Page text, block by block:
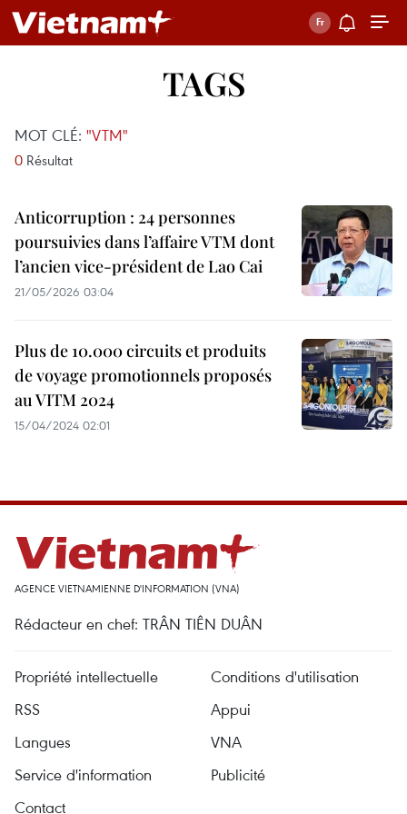
TAGS
MOT CLÉ: "VTM"
0 Résultat
Anticorruption : 24 personnes
poursuivies dans l’affaire VTM dont
l’ancien vice-président de Lao Cai
21/05/2026 03:04
Plus de 10.000 circuits et produits
de voyage promotionnels proposés
au VITM 2024
15/04/2024 02:01
AGENCE VIETNAMIENNE D'INFORMATION (VNA)
Rédacteur en chef: TRÂN TIÊN DUÂN
Propriété intellectuelle
Conditions d'utilisation
RSS
Appui
Langues
VNA
Service d'information
Publicité
Contact